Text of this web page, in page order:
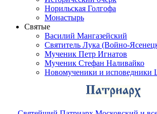
Норильская Голгофа
Монастырь
Святые
Василий Мангазейский
Святитель Лука (Войно-
Мученик Петр Игнатов
Мученик Стефан Наливайко
Новомученики и исповедники